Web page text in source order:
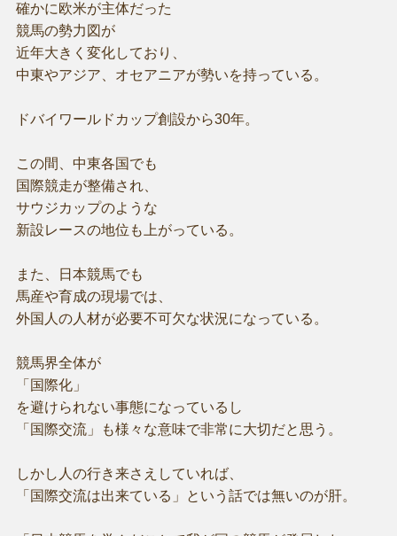
確かに欧米が主体だった
競馬の勢力図が
近年大きく変化しており、
中東やアジア、オセアニアが勢いを持っている。
ドバイワールドカップ創設から30年。
この間、中東各国でも
国際競走が整備され、
サウジカップのような
新設レースの地位も上がっている。
また、日本競馬でも
馬産や育成の現場では、
外国人の人材が必要不可欠な状況になっている。
競馬界全体が
「国際化」
を避けられない事態になっているし
「国際交流」も様々な意味で非常に大切だと思う。
しかし人の行き来さえしていれば、
「国際交流は出来ている」という話では無いのが肝。